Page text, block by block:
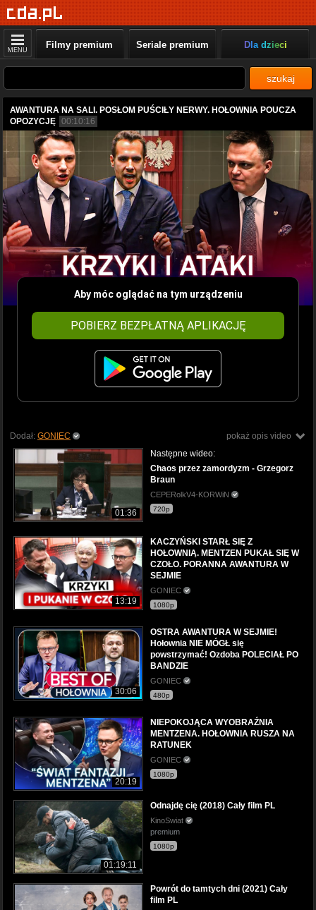
MENU Filmy premium Seriale premium Dla dzieci
szukaj
AWANTURA NA SALI. POSŁOM PUŚCIŁY NERWY. HOŁOWNIA POUCZA
OPOZYCJĘ 00:10:16
Aby móc oglądać na tym urządzeniu
POBIERZ BEZPŁATNĄ APLIKACJĘ
pokaż opis video
Dodał: GONIEC
01:36
Następne wideo:
Chaos przez zamordyzm - Grzegorz
Braun
CEPERolkV4-KORWiN
720p
13:19
KACZYŃSKI STARŁ SIĘ Z
HOŁOWNIĄ. MENTZEN PUKAŁ SIĘ W
CZOŁO. PORANNA AWANTURA W
SEJMIE
GONIEC
1080p
30:06
OSTRA AWANTURA W SEJMIE!
Hołownia NIE MÓGŁ się
powstrzymać! Ozdoba POLECIAŁ PO
BANDZIE
GONIEC
480p
20:19
NIEPOKOJĄCA WYOBRAŹNIA
MENTZENA. HOŁOWNIA RUSZA NA
RATUNEK
GONIEC
1080p
01:19:11
Odnajdę cię (2018) Cały film PL
KinoSwiat
premium
1080p
Powrót do tamtych dni (2021) Cały
film PL